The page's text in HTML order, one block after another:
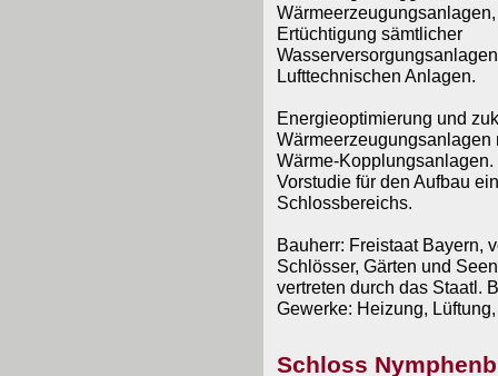
Ertüchtigung sämtlicher
Lufttechnischen Anlagen.
Energieoptimierung und
Wärmeerzeugungsanlagen
Wärme-Kopplungsanlagen.
Vorstudie für den Aufbau
Schlossbereichs.
Bauherr: Freistaat Bayern,
Schlösser, Gärten und
vertreten durch das Staatl.
Gewerke: Heizung,
Schloss